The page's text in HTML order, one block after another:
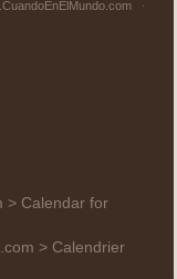
> Calendar for
> Calendrier